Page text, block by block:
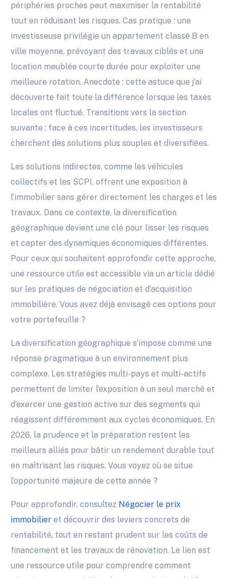
périphéries proches peut maximiser la rentabilité
tout en réduisant les risques. Cas pratique : une
investisseuse privilégie un appartement classé B en
ville moyenne, prévoyant des travaux ciblés et une
location meublée courte durée pour exploiter une
meilleure rotation. Anecdote : cette astuce que j’ai
découverte fait toute la différence lorsque les taxes
locales ont fluctué. Transitions vers la section
suivante : face à ces incertitudes, les investisseurs
cherchent des solutions plus souples et diversifiées.
Les solutions indirectes, comme les véhicules
collectifs et les SCPI, offrent une exposition à
l’immobilier sans gérer directement les charges et les
travaux. Dans ce contexte, la diversification
géographique devient une clé pour lisser les risques
et capter des dynamiques économiques différentes.
Pour ceux qui souhaitent approfondir cette approche,
une ressource utile est accessible via un article dédié
sur les pratiques de négociation et d’acquisition
immobilière. Vous avez déjà envisagé ces options pour
votre portefeuille ?
La diversification géographique s’impose comme une
réponse pragmatique à un environnement plus
complexe. Les stratégies multi-pays et multi-actifs
permettent de limiter l’exposition à un seul marché et
d’exercer une gestion active sur des segments qui
réagissent différemment aux cycles économiques. En
2026, la prudence et la préparation restent les
meilleurs alliés pour bâtir un rendement durable tout
en maîtrisant les risques. Vous voyez où se situe
l’opportunité majeure de cette année ?
Pour approfondir, consultez Négocier le prix
immobilier et découvrir des leviers concrets de
rentabilité, tout en restant prudent sur les coûts de
financement et les travaux de rénovation. Le lien est
une ressource utile pour comprendre comment